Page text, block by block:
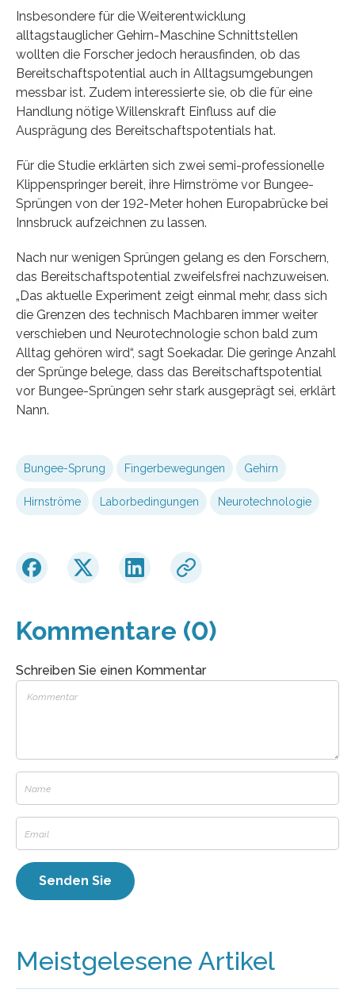
Insbesondere für die Weiterentwicklung
alltagstauglicher Gehirn-Maschine Schnittstellen
wollten die Forscher jedoch herausfinden, ob das
Bereitschaftspotential auch in Alltagsumgebungen
messbar ist. Zudem interessierte sie, ob die für eine
Handlung nötige Willenskraft Einfluss auf die
Ausprägung des Bereitschaftspotentials hat.
Für die Studie erklärten sich zwei semi-professionelle
Klippenspringer bereit, ihre Hirnströme vor Bungee-
Sprüngen von der 192-Meter hohen Europabrücke bei
Innsbruck aufzeichnen zu lassen.
Nach nur wenigen Sprüngen gelang es den Forschern,
das Bereitschaftspotential zweifelsfrei nachzuweisen.
„Das aktuelle Experiment zeigt einmal mehr, dass sich
die Grenzen des technisch Machbaren immer weiter
verschieben und Neurotechnologie schon bald zum
Alltag gehören wird“, sagt Soekadar. Die geringe Anzahl
der Sprünge belege, dass das Bereitschaftspotential
vor Bungee-Sprüngen sehr stark ausgeprägt sei, erklärt
Nann.
Bungee-Sprung Fingerbewegungen Gehirn
Hirnströme Laborbedingungen Neurotechnologie
Kommentare (0)
Schreiben Sie einen Kommentar
Meistgelesene Artikel